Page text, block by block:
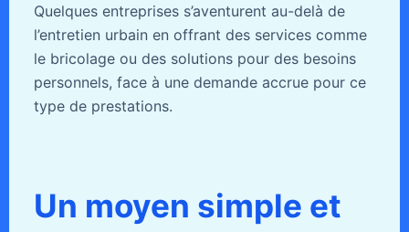
Quelques entreprises s’aventurent au-delà de
l’entretien urbain en offrant des services comme
le bricolage ou des solutions pour des besoins
personnels, face à une demande accrue pour ce
type de prestations.
Un moyen simple et